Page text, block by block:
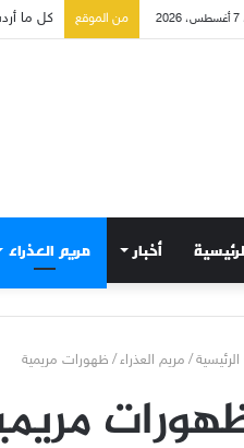
من الموقع صلاة إلى
أخبار مريم العذراء
الرئيسية/ مريم العذراء/ ظهورات مريمية